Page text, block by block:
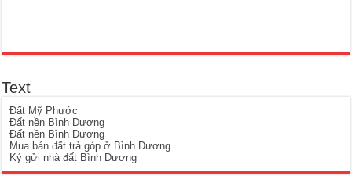
Text
Đất Mỹ Phước
Đất nền Bình Dương
Đất nền Bình Dương
Mua bán đất trả góp ở Bình Dương
Ký gửi nhà đất Bình Dương